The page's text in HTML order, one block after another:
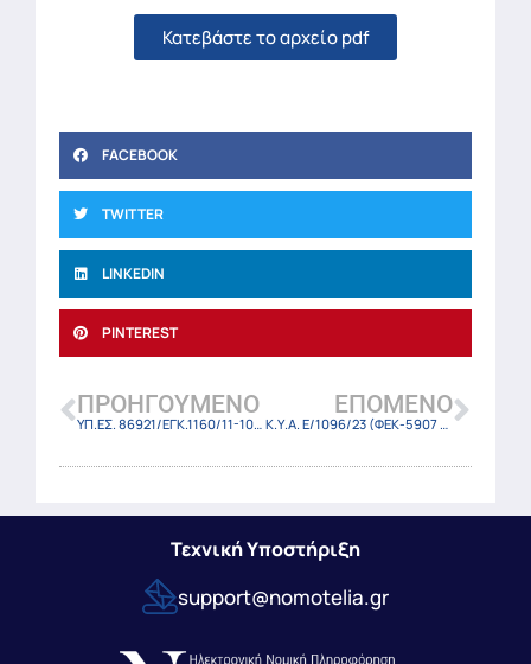
Κατεβάστε το αρχείο pdf
FACEBOOK
TWITTER
LINKEDIN
PINTEREST
ΠΡΟΗΓΟΎΜΕΝΟ
ΥΠ.ΕΣ. 86921/ΕΓΚ.1160/11-10-23
ΕΠΌΜΕΝΟ
Κ.Υ.Α. E/1096/23 (ΦΕΚ-5907 Β/10-10-23)
Τεχνική Υποστήριξη
support@nomotelia.gr